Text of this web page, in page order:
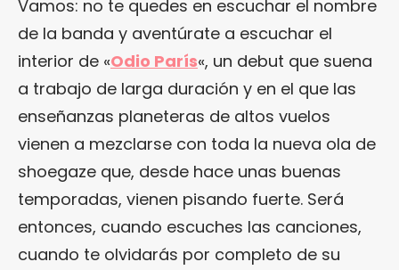
Vamos: no te quedes en escuchar el nombre
de la banda y aventúrate a escuchar el
interior de «Odio París«, un debut que suena
a trabajo de larga duración y en el que las
enseñanzas planeteras de altos vuelos
vienen a mezclarse con toda la nueva ola de
shoegaze que, desde hace unas buenas
temporadas, vienen pisando fuerte. Será
entonces, cuando escuches las canciones,
cuando te olvidarás por completo de su